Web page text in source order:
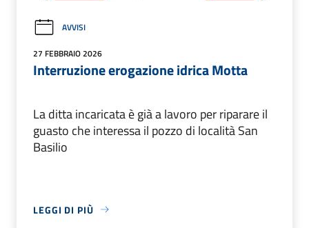
AVVISI
27 FEBBRAIO 2026
Interruzione erogazione idrica Motta
La ditta incaricata è già a lavoro per riparare il
guasto che interessa il pozzo di località San
Basilio
LEGGI DI PIÙ